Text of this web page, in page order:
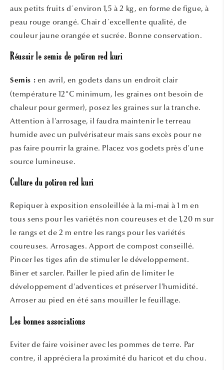
aux petits fruits d´environ 1,5 à 2 kg, en forme de figue, à
peau rouge orangé. Chair d´excellente qualité, de
couleur jaune orangée et sucrée. Bonne conservation.
Réussir le semis de potiron red kuri
Semis : en avril, en godets dans un endroit clair
(température 12°C minimum, les graines ont besoin de
chaleur pour germer), posez les graines sur la tranche.
Attention à l'arrosage, il faudra maintenir le terreau
humide avec un pulvérisateur mais sans excès pour ne
pas faire pourrir la graine. Placez vos godets près d'une
source lumineuse.
Culture du potiron red kuri
Repiquer à exposition ensoleillée à la mi-mai à 1 m en
tous sens pour les variétés non coureuses et de 1,20 m sur
le rangs et de 2 m entre les rangs pour les variétés
coureuses. Arrosages. Apport de compost conseillé.
Pincer les tiges afin de stimuler le développement.
Biner et sarcler. Pailler le pied afin de limiter le
développement d'adventices et préserver l'humidité.
Arroser au pied en été sans mouiller le feuillage.
Les bonnes associations
Eviter de faire voisiner avec les pommes de terre. Par
contre, il appréciera la proximité du haricot et du chou.